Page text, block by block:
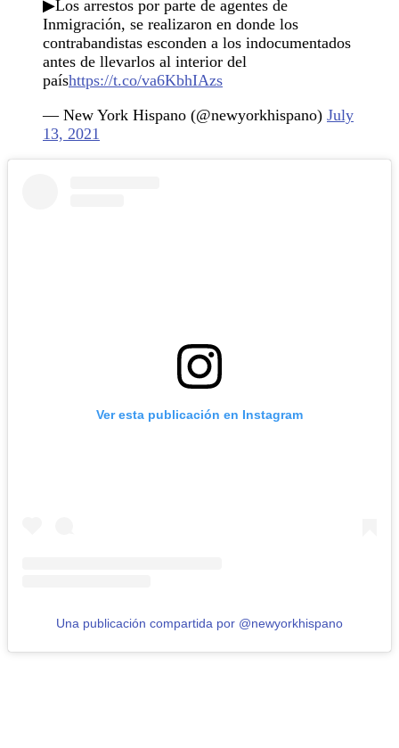
▶Los arrestos por parte de agentes de
Inmigración, se realizaron en donde los
contrabandistas esconden a los indocumentados
antes de llevarlos al interior del
paíshttps://t.co/va6KbhIAzs
— New York Hispano (@newyorkhispano) July
13, 2021
Ver esta publicación en Instagram
Una publicación compartida por @newyorkhispano